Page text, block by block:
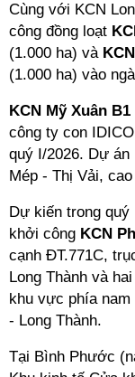
Cùng với KCN
công đồng loạt
(1.000 ha) và
(1.000 ha) vào
KCN Mỹ Xuân
công ty con
quý I/2026. Dự án
Mép - Thị Vải,
Dự kiến trong quý
khởi công KCN
cạnh ĐT.771C,
Long Thành và
khu vực phía nam
- Long Thành.
Tại Bình Phước